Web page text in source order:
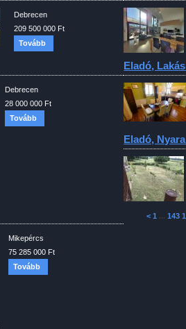
Debrecen
209 500 000 Ft
Tovább
Debrecen
28 000 000 Ft
Tovább
Eladó,
Eladó,
Mikepércs
75 285 000 Ft
Tovább
< 1 ... 143